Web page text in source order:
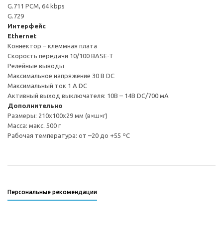
G.711 PCM, 64 kbps
G.729
Интерфейс
Ethernet
Коннектор – клеммная плата
Скорость передачи 10/100 BASE-T
Релейные выводы
Максимальное напряжение 30 В DC
Максимальный ток 1 A DC
Активный выход выключателя: 10В – 14В DC/700 мА
Дополнительно
Размеры: 210x100x29 мм (в×ш×г)
Масса: макс. 500 г
Рабочая температура: от –20 до +55 ºC
Персональные рекомендации